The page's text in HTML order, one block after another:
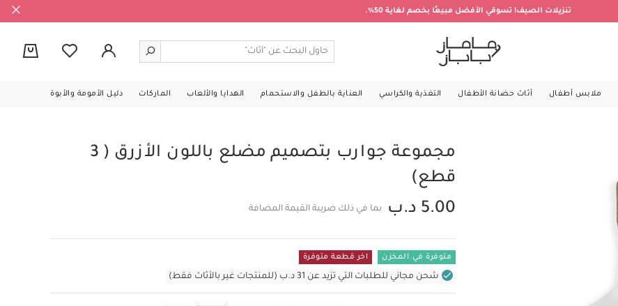
تنزيلات الصيف! تسوقي الأفضل مبيعًا بخصم لغاية 50%.
ملابس أطفال أثاث حضانة الأطفال التغذية والكراسي العناية بالطفل والاستحمام الهدايا والألعاب الماركات دليل الأمومة والأبوة
مجموعة جوارب بتصميم مضلع باللون الأزرق ( 3
قطع)
5.00 د.ب
بما في ذلك ضريبة القيمة المضافة
متوفرة في المخزن اخر قطعة متوفرة
شحن مجاني للطلبات التي تزيد عن 31 د.ب (للمنتجات غير بالأثاث فقط)